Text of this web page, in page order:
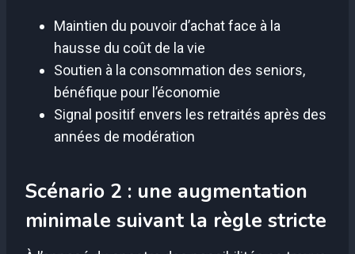
Maintien du pouvoir d’achat face à la
hausse du coût de la vie
Soutien à la consommation des seniors,
bénéfique pour l’économie
Signal positif envers les retraités après des
années de modération
Scénario 2 : une augmentation
minimale suivant la règle stricte